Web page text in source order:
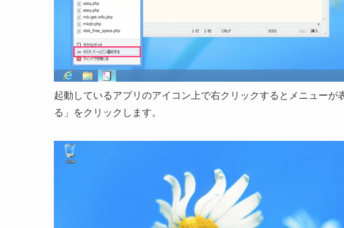
起動しているアプリのアイコン上で右クリックするとメニュー
る」をクリックします。